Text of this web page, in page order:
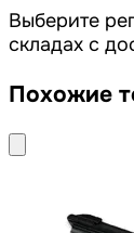
Выберите
складах с
Похожие